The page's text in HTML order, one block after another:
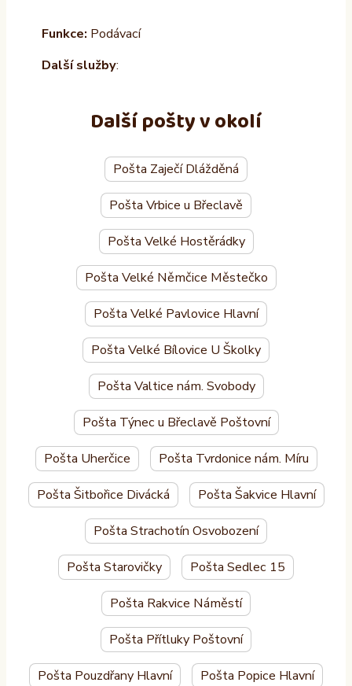
Funkce: Podávací
Další služby:
Další pošty v okolí
Pošta Zaječí Dlážděná
Pošta Vrbice u Břeclavě
Pošta Velké Hostěrádky
Pošta Velké Němčice Městečko
Pošta Velké Pavlovice Hlavní
Pošta Velké Bílovice U Školky
Pošta Valtice nám. Svobody
Pošta Týnec u Břeclavě Poštovní
Pošta Uherčice Pošta Tvrdonice nám. Míru
Pošta Šitbořice Divácká Pošta Šakvice Hlavní
Pošta Strachotín Osvobození
Pošta Starovičky Pošta Sedlec 15
Pošta Rakvice Náměstí
Pošta Přítluky Poštovní
Pošta Pouzdřany Hlavní Pošta Popice Hlavní